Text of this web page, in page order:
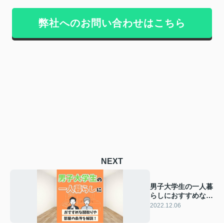
弊社へのお問い合わせはこちら
NEXT
男子大学生の一人暮
らしにおすすめな間
取りや部屋の条件を
2022.12.06